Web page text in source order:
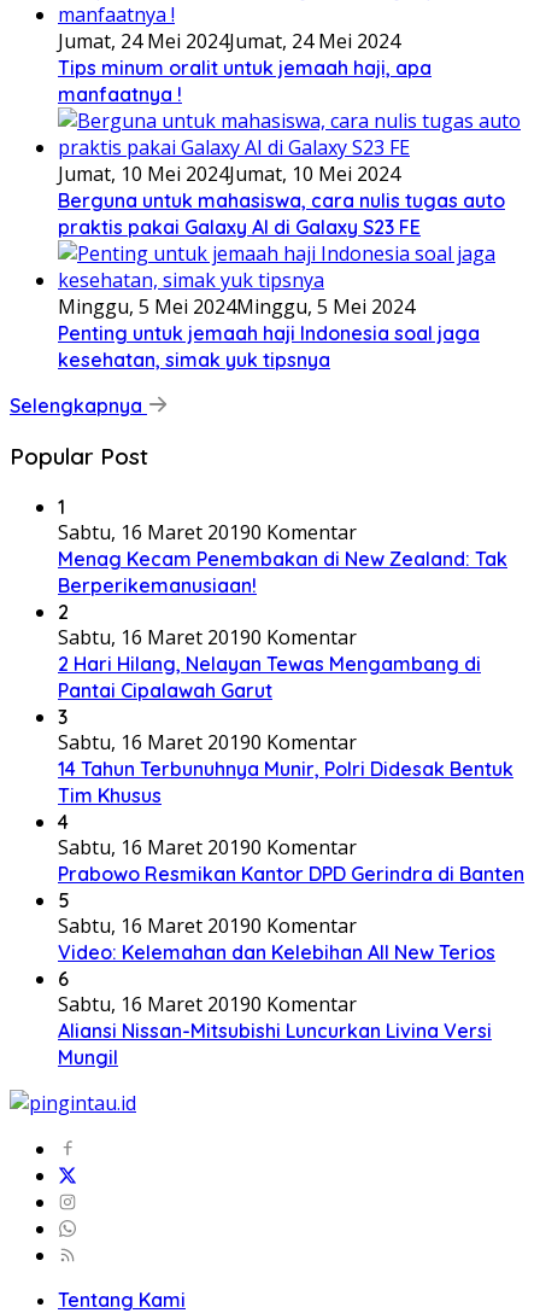
Jumat, 24 Mei 2024Jumat, 24 Mei 2024
Tips minum oralit untuk jemaah haji, apa
manfaatnya !
Jumat, 10 Mei 2024Jumat, 10 Mei 2024
Berguna untuk mahasiswa, cara nulis tugas auto
praktis pakai Galaxy AI di Galaxy S23 FE
Minggu, 5 Mei 2024Minggu, 5 Mei 2024
Penting untuk jemaah haji Indonesia soal jaga
kesehatan, simak yuk tipsnya
Selengkapnya
Popular Post
1
Sabtu, 16 Maret 20190 Komentar
Menag Kecam Penembakan di New Zealand: Tak
Berperikemanusiaan!
2
Sabtu, 16 Maret 20190 Komentar
2 Hari Hilang, Nelayan Tewas Mengambang di
Pantai Cipalawah Garut
3
Sabtu, 16 Maret 20190 Komentar
14 Tahun Terbunuhnya Munir, Polri Didesak Bentuk
Tim Khusus
4
Sabtu, 16 Maret 20190 Komentar
Prabowo Resmikan Kantor DPD Gerindra di Banten
5
Sabtu, 16 Maret 20190 Komentar
Video: Kelemahan dan Kelebihan All New Terios
6
Sabtu, 16 Maret 20190 Komentar
Aliansi Nissan-Mitsubishi Luncurkan Livina Versi
Mungil
Tentang Kami